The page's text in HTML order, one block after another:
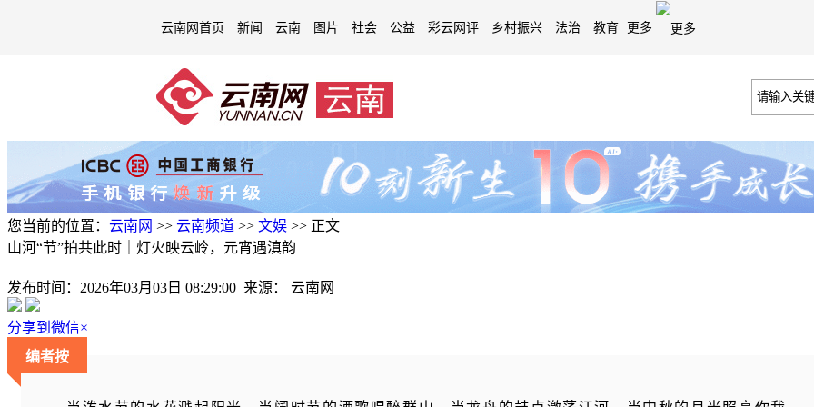
云南网首页 新闻 云南 图片 社会 公益 彩云网评 乡村振兴 法治 教育 更多
您当前的位置： 云南网 >> 云南频道 >> 文娱 >> 正文
山河“节”拍共此时｜灯火映云岭，元宵遇滇韵
发布时间： 2026年03月03日 08:29:00 来源： 云南网
分享到微信×
编者按